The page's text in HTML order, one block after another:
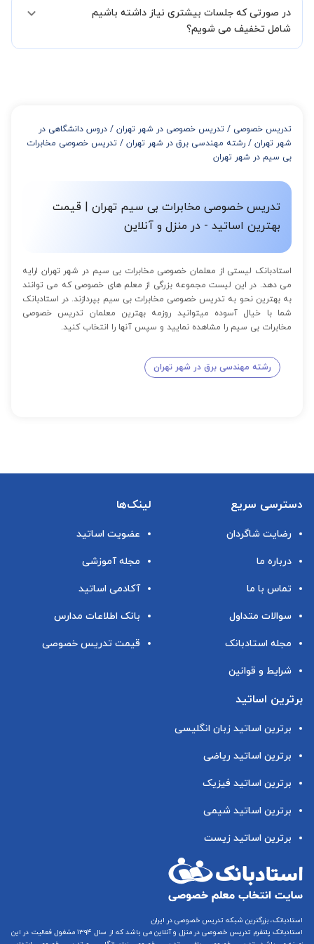
مدرس مشخص کند ابتدا باید جلسه اول کلاس درس شما با مدرس برگزار
شود تا با توجه به سطح شما و خواسته شما مدرس اعلام کنند که تقریبا
در صورتی که جلسات بیشتری نیاز داشته باشیم
شامل تخفیف می شویم؟
از 12 تا 15 جلسه: 7% تخفیف
از 16 تا 100 جلسه: 9% تخفیف
تدریس خصوصی / تدریس خصوصی در شهر تهران / دروس دانشگاهی در
شهر تهران / رشته مهندسی برق در شهر تهران / تدریس خصوصی مخابرات
بی سیم در شهر تهران
تدریس خصوصی مخابرات بی سیم تهران | قیمت
بهترین اساتید - در منزل و آنلاین
استادبانک لیستی از معلمان خصوصی مخابرات بی سیم در شهر تهران ارایه
می دهد. در این لیست مجموعه بزرگی از معلم های خصوصی که می توانند
به بهترین نحو به تدریس خصوصی مخابرات بی سیم بپردازند. در استادبانک
شما با خیال آسوده میتوانید روزمه بهترین معلمان تدریس خصوصی
مخابرات بی سیم را مشاهده نمایید و سپس آنها را انتخاب کنید.
رشته مهندسی برق در شهر تهران
دسترسی سریع
رضایت شاگردان
درباره ما
تماس با ما
سوالات متداول
مجله استادبانک
شرایط و قوانین
لینک‌ها
عضویت اساتید
مجله آموزشی
آکادمی اساتید
بانک اطلاعات مدارس
قیمت تدریس خصوصی
برترین اساتید
برترین اساتید زبان انگلیسی
برترین اساتید ریاضی
برترین اساتید فیزیک
برترین اساتید شیمی
برترین اساتید زیست
استادبانک، بزرگترین شبکه تدریس خصوصی در ایران
استادبانک پلتفرم تدریس خصوصی در منزل و آنلاین
می باشد که از سال ۱۳۹۴ مشغول فعالیت در این